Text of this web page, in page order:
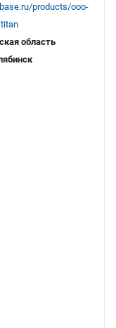
products/ooo-
titan
область